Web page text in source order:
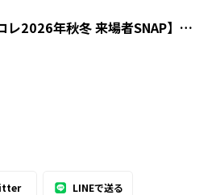
レ2026年秋冬 来場者SNAP】
LINEで送る